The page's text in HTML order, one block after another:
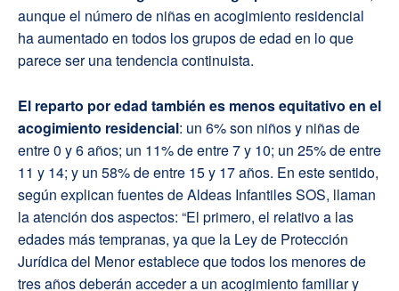
aunque el número de niñas en acogimiento residencial
ha aumentado en todos los grupos de edad en lo que
parece ser una tendencia continuista.
El reparto por edad también es menos equitativo en el
acogimiento residencial: un 6% son niños y niñas de
entre 0 y 6 años; un 11% de entre 7 y 10; un 25% de entre
11 y 14; y un 58% de entre 15 y 17 años. En este sentido,
según explican fuentes de Aldeas Infantiles SOS, llaman
la atención dos aspectos: “El primero, el relativo a las
edades más tempranas, ya que la Ley de Protección
Jurídica del Menor establece que todos los menores de
tres años deberán acceder a un acogimiento familiar y